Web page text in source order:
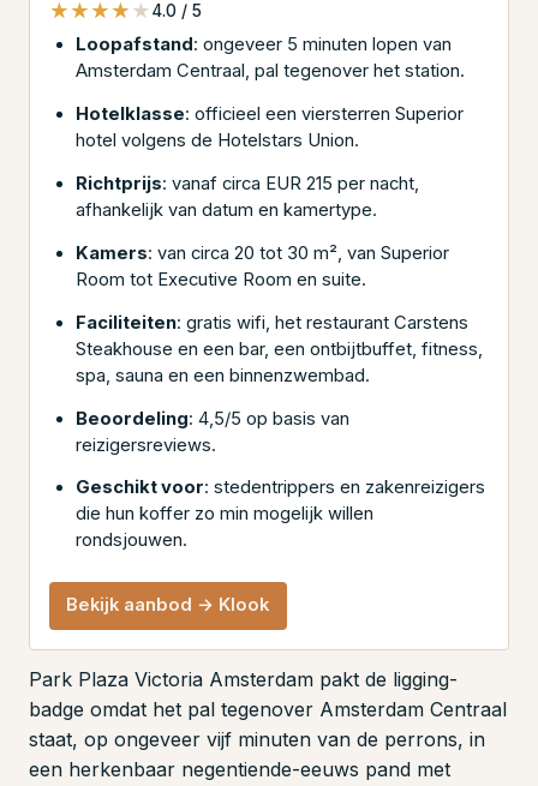
★★★★★
★★★★★4.0 / 5
Loopafstand: ongeveer 5 minuten lopen van
Amsterdam Centraal, pal tegenover het station.
Hotelklasse: officieel een viersterren Superior
hotel volgens de Hotelstars Union.
Richtprijs: vanaf circa EUR 215 per nacht,
afhankelijk van datum en kamertype.
Kamers: van circa 20 tot 30 m², van Superior
Room tot Executive Room en suite.
Faciliteiten: gratis wifi, het restaurant Carstens
Steakhouse en een bar, een ontbijtbuffet, fitness,
spa, sauna en een binnenzwembad.
Beoordeling: 4,5/5 op basis van
reizigersreviews.
Geschikt voor: stedentrippers en zakenreizigers
die hun koffer zo min mogelijk willen
rondsjouwen.
Bekijk aanbod → Klook
Park Plaza Victoria Amsterdam pakt de ligging-
badge omdat het pal tegenover Amsterdam Centraal
staat, op ongeveer vijf minuten van de perrons, in
een herkenbaar negentiende-eeuws pand met